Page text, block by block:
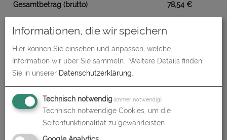
Gesamtbetrag (brutto) 78,54 €
Datenupload (min. 0 / max. 10)
Datei auswählen
Warenkorb
Informationen, die wir speichern
Hier können Sie einsehen und anpassen, welche
Information wir über Sie sammeln.
Weitere Details finden
Sie in unserer Datenschutzerklärung
Technisch notwendig(immer notwendig)
Technisch notwendige Cookies, um die
Seitenfunktionalität zu gewährleisten